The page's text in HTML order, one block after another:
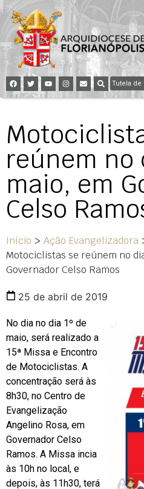
Tutela de
reúnem no
maio, em
Celso
Início > Ação Evangelizadora
Motociclistas se reúnem no
Governador Celso Ramos
25 de abril de 2019
No dia no dia 1º de
maio, será realizado a
15ª Missa e Encontro
de Motociclistas. A
concentração será às
8h30, no Centro de
Evangelização
Angelino Rosa, em
Governador Celso
Ramos. A Missa incia
às 10h no local, e
depois, às 11h30, terá